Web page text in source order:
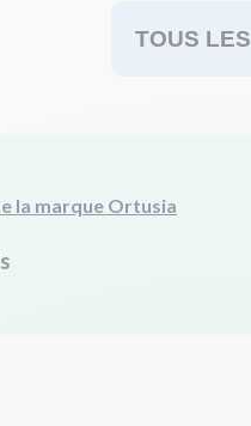
la marque Ortusia